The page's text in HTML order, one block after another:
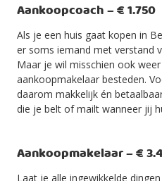
Aankoopcoach – € 1.750
Als je een huis gaat kopen in
er soms iemand met verstand
Maar je wil misschien ook
aankoopmakelaar besteden.
daarom makkelijk én
die je belt of mailt wanneer jij
Aankoopmakelaar – €
Laat je alle ingewikkelde